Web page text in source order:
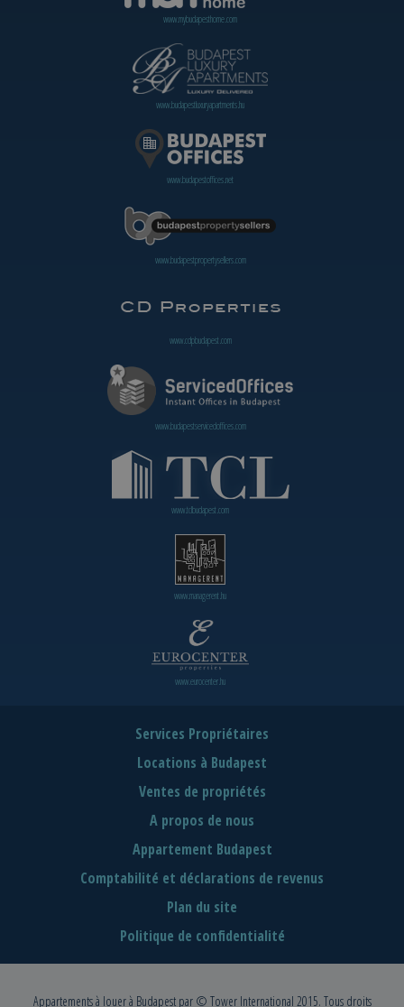
www.mybudapesthome.com
www.budapestluxuryapartments.hu
www.budapestoffices.net
www.budapestpropertysellers.com
www.cdpbudapest.com
www.budapestservicedoffices.com
www.tclbudapest.com
www.managerent.hu
www.eurocenter.hu
Services Propriétaires
Locations à Budapest
Ventes de propriétés
A propos de nous
Appartement Budapest
Comptabilité et déclarations de revenus
Plan du site
Politique de confidentialité
Appartements à louer à Budapest par © Tower International 2015. Tous droits